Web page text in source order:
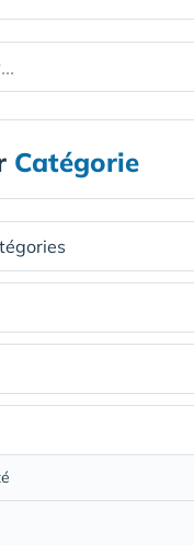
Catégorie